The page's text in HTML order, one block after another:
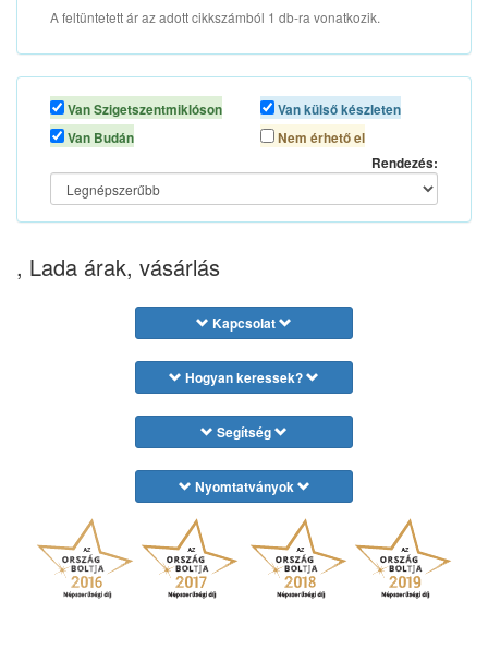
A feltüntetett ár az adott cikkszámból 1 db-ra vonatkozik.
Van Szigetszentmiklóson
Van Budán
Van külső készleten
Nem érhető el
Rendezés:
, Lada árak, vásárlás
Kapcsolat
Hogyan keressek?
Segítség
Nyomtatványok